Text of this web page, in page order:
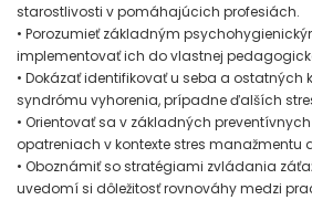
starostlivosti v pomáhajúcich profesiách.
• Porozumieť základným
implementovať ich do vlastnej
• Dokázať identifikovať u seba a ostatných
syndrómu vyhorenia, prípadne ďalších
• Orientovať sa v základných
opatreniach v kontexte stres manažmentu
• Oboznámiť so stratégiami zvládania
uvedomí si dôležitosť rovnováhy medzi